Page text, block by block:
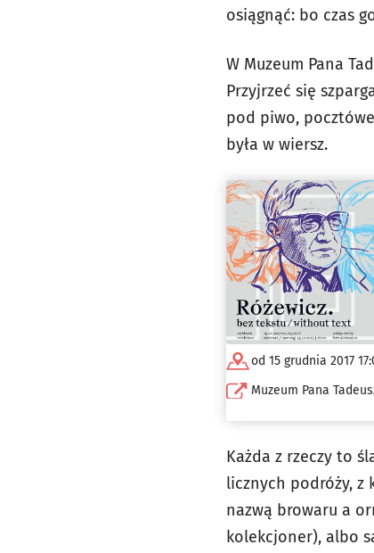
osiągnąć: bo czas
W Muzeum Pana
Przyjrzeć się
pod piwo,
była w wiersz.
od 15 grudnia 2017
Muzeum Pana
Każda z rzeczy to
licznych podróży, z
nazwą browaru a
kolekcjoner), albo